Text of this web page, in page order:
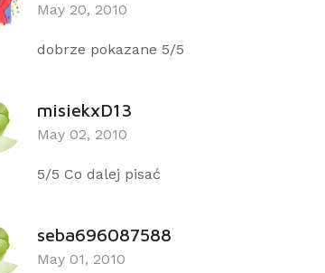
May 20, 2010
dobrze pokazane 5/5
misiekxD13
May 02, 2010
5/5 Co dalej pisać
seba696087588
May 01, 2010